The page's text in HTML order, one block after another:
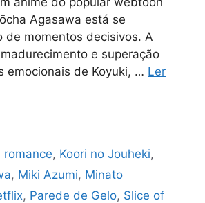
Agasawa está se
de momentos decisivos. A
e superação
emocionais de Koyuki, … Ler
romance, Koori no Jouheki,
, Miki Azumi, Minato
, Parede de Gelo, Slice of